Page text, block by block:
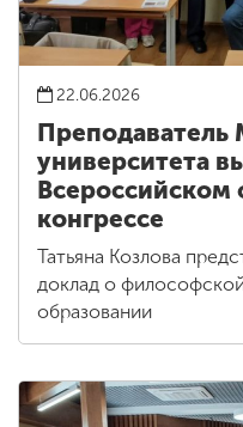
22.06.2026
Преподаватель
университета
конгрессе
Татьяна Козлова
доклад о
образовании